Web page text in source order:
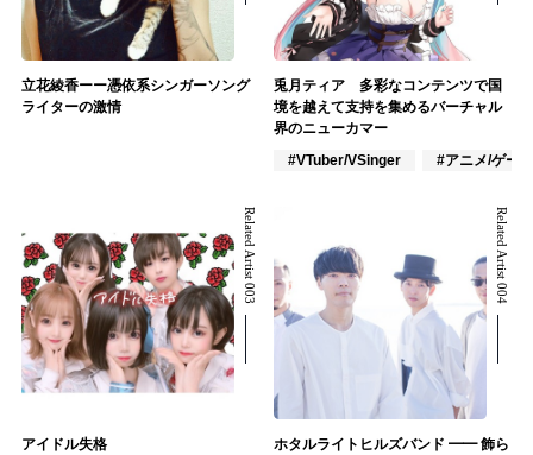
立花綾香ーー憑依系シンガーソング
ライターの激情
兎月ティア 多彩なコンテンツで国
境を越えて支持を集めるバーチャル
界のニューカマー
#VTuber/VSinger
#アニメ/ゲーム
Related Artist 003
アイドル失格
Related Artist 004
ホタルライトヒルズバンド ━━ 飾ら